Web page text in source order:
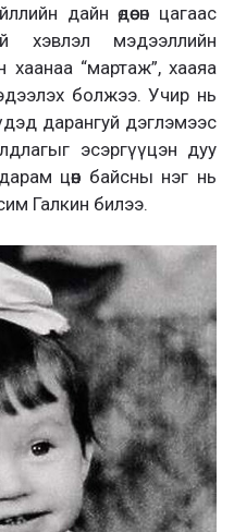
дайн өдөөсөн цагаас
хэвлэл мэдээллийн
хаанаа “мартаж”, хааяа
болжээ. Учир нь
дарангуй дэглэмээс
эсэргүүцэн дуу
дарам цөөн байсны нэг нь
Галкин билээ.